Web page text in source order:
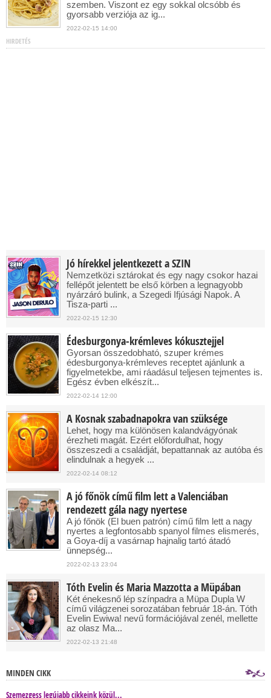
szemben. Viszont ez egy sokkal olcsóbb és
gyorsabb verziója az ig...
2022-02-15 14:00
HIRDETÉS
Jó hírekkel jelentkezett a SZIN
Nemzetközi sztárokat és egy nagy csokor hazai
fellépőt jelentett be első körben a legnagyobb
nyárzáró bulink, a Szegedi Ifjúsági Napok. A
Tisza-parti ...
2022-02-15 12:30
Édesburgonya-krémleves kókusztejjel
Gyorsan összedobható, szuper krémes
édesburgonya-krémleves receptet ajánlunk a
figyelmetekbe, ami ráadásul teljesen tejmentes is.
Egész évben elkészít...
2022-02-14 12:00
A Kosnak szabadnapokra van szüksége
Lehet, hogy ma különösen kalandvágyónak
érezheti magát. Ezért előfordulhat, hogy
összeszedi a családját, bepattannak az autóba és
elindulnak a hegyek ...
2022-02-14 08:12
A jó főnök című film lett a Valenciában
rendezett gála nagy nyertese
A jó főnök (El buen patrón) című film lett a nagy
nyertes a legfontosabb spanyol filmes elismerés,
a Goya-díj a vasárnap hajnalig tartó átadó
ünnepség...
2022-02-13 23:04
Tóth Evelin és Maria Mazzotta a Müpában
Két énekesnő lép színpadra a Müpa Dupla W
című világzenei sorozatában február 18-án. Tóth
Evelin Ewiwa! nevű formációjával zenél, mellette
az olasz Ma...
2022-02-13 21:48
MINDEN CIKK
Szemezgess legújabb cikkeink közül...